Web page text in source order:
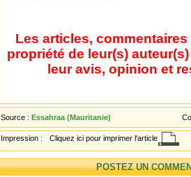
Les articles,
propriété de leur(s)
leur avis, opinion et
Source : Essahraa (Mauritanie)
Impression : Cliquez ici pour imprimer l'article
POSTEZ UN